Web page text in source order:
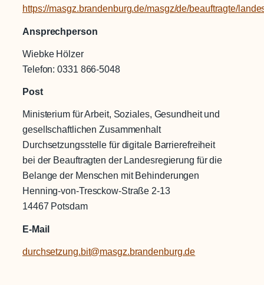
https://masgz.brandenburg.de/masgz/de/beauftragte/
Ansprechperson
Wiebke Hölzer
Telefon: 0331 866-5048
Post
Ministerium für Arbeit, Soziales, Gesundheit und
gesellschaftlichen Zusammenhalt
Durchsetzungsstelle für digitale Barrierefreiheit
bei der Beauftragten der Landesregierung für die
Belange der Menschen mit Behinderungen
Henning-von-Tresckow-Straße 2-13
14467 Potsdam
E-Mail
durchsetzung.bit@masgz.brandenburg.de